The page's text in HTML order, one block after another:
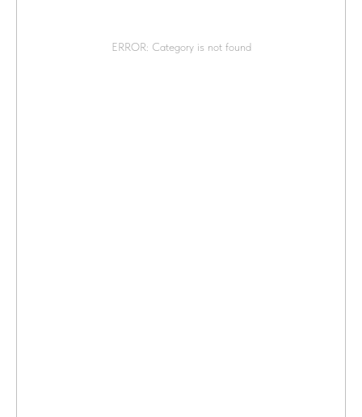
ERROR: Category is not found